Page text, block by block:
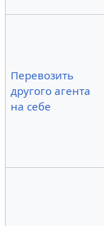
Перевозить
другого агента
на себе